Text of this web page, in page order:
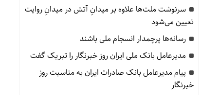
سرنوشت ملت‌ها علاوه بر میدانِ آتش در میدانِ روایت
تعیین می‌شود
رسانه‌ها پرچمدار انسجام ملی باشند
مدیرعامل بانک ملی ایران روز خبرنگار را تبریک گفت
پیام مدیرعامل بانک صادرات ایران به مناسبت روز
خبرنگار